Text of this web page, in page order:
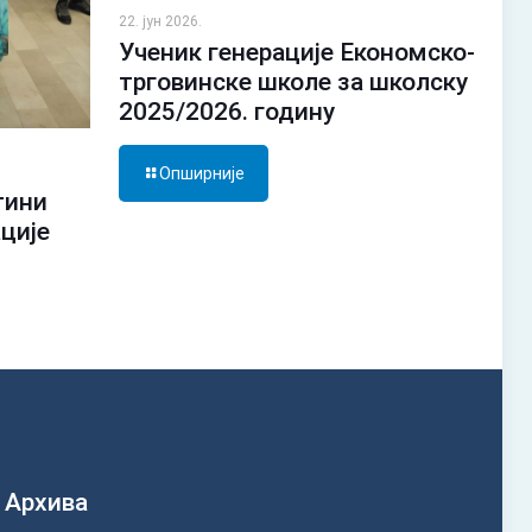
22. јун 2026.
Ученик генерације Економско-
трговинске школе за школску
2025/2026. годину
Опширније
Архива